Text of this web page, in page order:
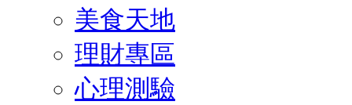
美食天地
理財專區
心理測驗